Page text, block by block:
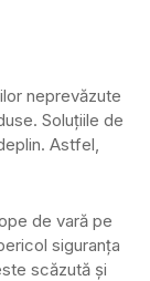
neprevăzute
Soluţiile de
Astfel,
de vară pe
siguranţa
scăzută și